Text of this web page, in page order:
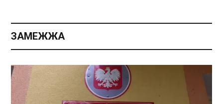
ЗАМЕЖЖА